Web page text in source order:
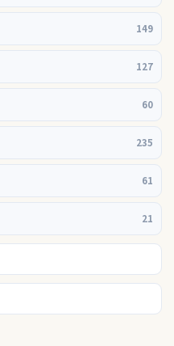
149
127
60
235
61
21